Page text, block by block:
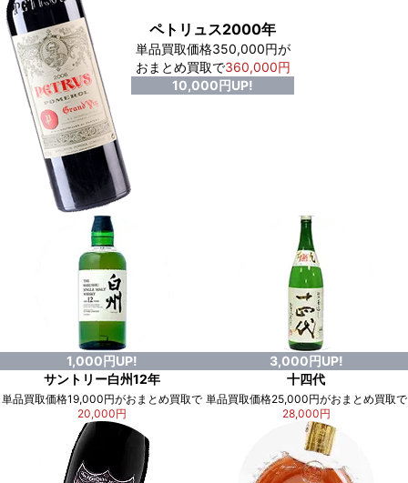
ペトリュス2000年
単品買取価格350,000円が
おまとめ買取で360,000円
10,000円UP!
1,000円UP!
サントリー白州12年
単品買取価格19,000円がおまとめ買取で
20,000円
3,000円UP!
十四代
単品買取価格25,000円がおまとめ買取で
28,000円